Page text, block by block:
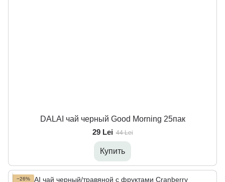
DALAI чай черный Good Morning 25пак
29 Lei 44 Lei
Купить
−26%